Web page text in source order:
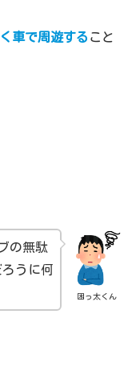
車で周遊する こと
困っ太くん
の無駄
うに何